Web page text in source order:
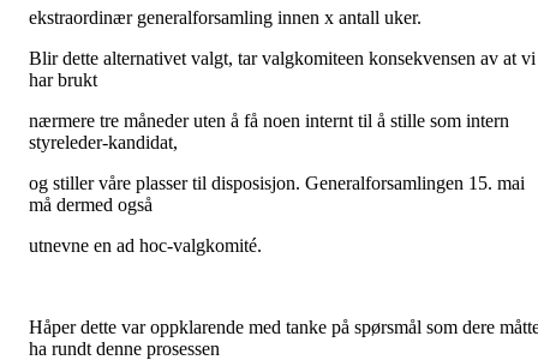
ekstraordinær generalforsamling innen x antall uker.
Blir dette alternativet valgt, tar valgkomiteen konsekvensen av at vi
har brukt
nærmere tre måneder uten å få noen internt til å stille som intern
styreleder-kandidat,
og stiller våre plasser til disposisjon. Generalforsamlingen 15. mai
må dermed også
utnevne en ad hoc-valgkomité.
Håper dette var oppklarende med tanke på spørsmål som dere
ha rundt denne prosessen